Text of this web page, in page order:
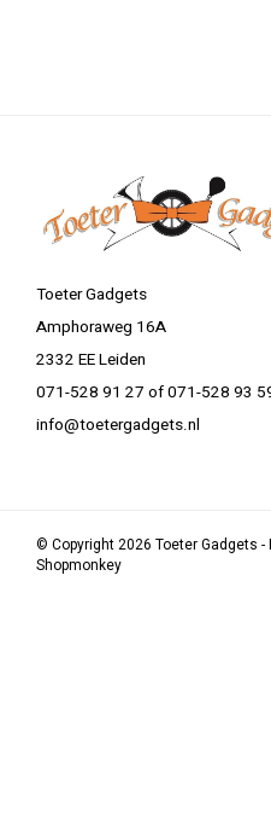
Toeter Gadgets
Amphoraweg 16A
2332 EE Leiden
071-528 91 27 of 071-528 93
info@toetergadgets.nl
© Copyright 2026 Toeter Gadgets -
Shopmonkey